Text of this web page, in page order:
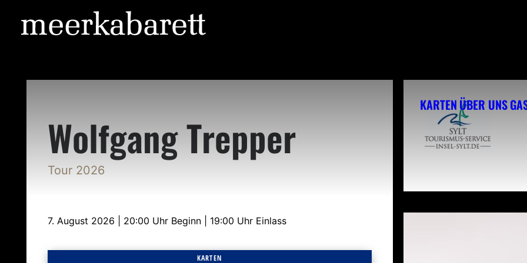
KARTEN ÜBER UNS
Wolfgang Trepper
Tour 2026
7. August 2026 | 20:00 Uhr Beginn | 19:00 Uhr Einlass
KARTEN